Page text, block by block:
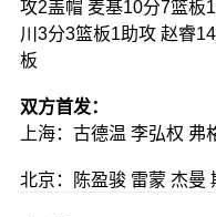
攻2盖帽 麦基10分7篮板
川3分3篮板1助攻 赵睿
板
双方首发：
上海：古德温 李弘权 弗
北京：陈盈骏 雷蒙 杰曼